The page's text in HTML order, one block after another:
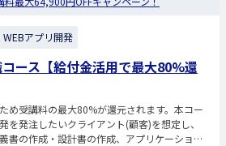
WEBアプリ開発
ース【給付金活用で最大80%還
め受講料の最大80%が還元されます。本コー
を発注したいクライアント(顧客)を想定し、
書の作成・設計書の作成、アプリケーション